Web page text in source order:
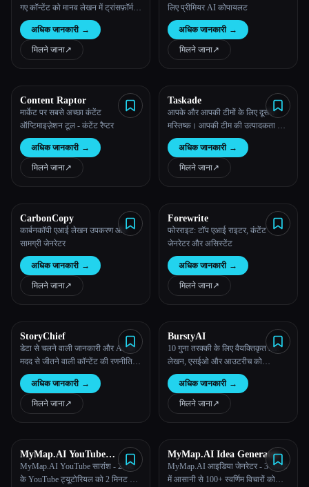
ब्लॉग
टूल्स की तुलना करें
हमारे बारे में
Esc
गए कॉन्टेंट को मानव लेखन में ट्रांसफ़ॉर्म
करें
अधिक जानकारी →
मिलने जाना↗︎
लिए प्रीमियर AI कोपायलट
अधिक जानकारी →
मिलने जाना↗︎
Content Raptor
मार्केट पर सबसे अच्छा कंटेंट
ऑप्टिमाइज़ेशन टूल - कंटेंट रैप्टर
अधिक जानकारी →
मिलने जाना↗︎
Taskade
आपके और आपकी टीमों के लिए दूसरा
मस्तिष्क। आपकी टीम की उत्पादकता को
सुपरचार्ज करने के लिए एक साथ पांच
एआई-संचालित उपकरण। टास्कडे के
साथ, आपका सारा काम एक एकीकृत
कार्यक्षेत्र में समन्वयित होता है।
अधिक जानकारी →
मिलने जाना↗︎
CarbonCopy
कार्बनकॉपी एआई लेखन उपकरण और
सामग्री जेनरेटर
अधिक जानकारी →
मिलने जाना↗︎
Forewrite
फोरराइट: टॉप एआई राइटर, कंटेंट
जेनरेटर और असिस्टेंट
अधिक जानकारी →
मिलने जाना↗︎
StoryChief
डेटा से चलने वाली जानकारी और AI की
मदद से जीतने वाली कॉन्टेंट की रणनीतियां
बनाएं।
अधिक जानकारी →
मिलने जाना↗︎
BurstyAI
10 गुना तरक्की के लिए वैयक्तिकृत AI:
लेखन, एसईओ और आउटरीच को
ऑटोमेटिक बनाता है
अधिक जानकारी →
मिलने जाना↗︎
MyMap.AI YouTube
Summarizer
MyMap.AI YouTube सारांश - 2-घंटे
के YouTube ट्यूटोरियल को 2 मिनट के
MyMap.AI Idea Generator
MyMap.AI आइडिया जेनरेटर - 3 सेकंड
में आसानी से 100+ स्वर्णिम विचारों को